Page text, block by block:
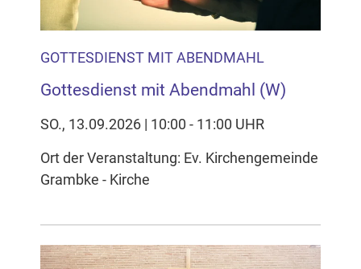
GOTTESDIENST MIT ABENDMAHL
Gottesdienst mit Abendmahl (W)
SO., 13.09.2026 | 10:00 - 11:00 UHR
Ort der Veranstaltung: Ev. Kirchengemeinde
Grambke - Kirche